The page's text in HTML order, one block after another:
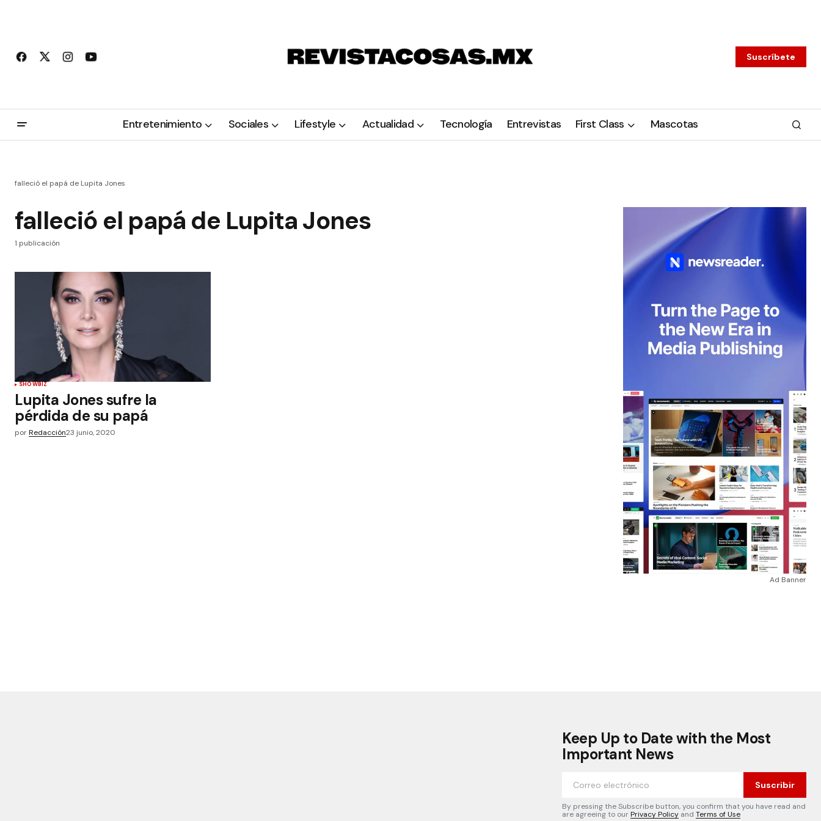
Suscríbete
Entretenimiento Sociales Lifestyle Actualidad Tecnología Entrevistas First Class Mascotas
falleció el papá de Lupita Jones
falleció el papá de Lupita Jones
1 publicación
SHOWBIZ
Lupita Jones sufre la
pérdida de su papá
porRedacción23 junio, 2020
Ad Banner
Keep Up to Date with the Most
Important News
Suscribir
By pressing the Subscribe button, you confirm that you have read and
are agreeing to ourPrivacy Policy and Terms of Use